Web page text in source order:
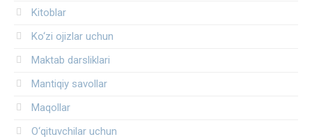
Kitoblar
Ko‘zi ojizlar uchun
Maktab darsliklari
Mantiqiy savollar
Maqollar
O‘qituvchilar uchun